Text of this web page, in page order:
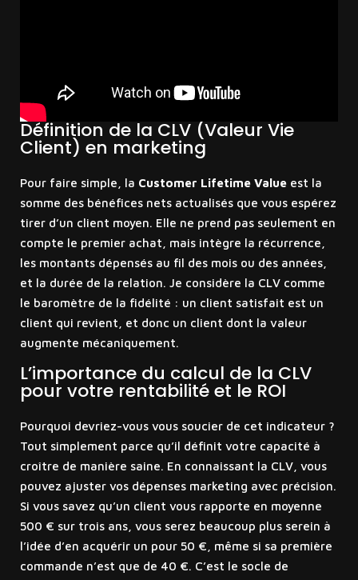
Définition de la CLV (Valeur Vie
Client) en marketing
Pour faire simple, la Customer Lifetime Valueest la
somme des bénéfices nets actualisés que vous espérez
tirer d’un client moyen. Elle ne prend pas seulement en
compte le premier achat, mais intègre la récurrence,
les montants dépensés au fil des mois ou des années,
et la durée de la relation. Je considère la CLV comme
le baromètre de la fidélité : un client satisfait est un
client qui revient, et donc un client dont la valeur
augmente mécaniquement.
L’importance du calcul de la CLV
pour votre rentabilité et le ROI
Pourquoi devriez-vous vous soucier de cet indicateur ?
Tout simplement parce qu’il définit votre capacité à
croître de manière saine. En connaissant la CLV, vous
pouvez ajuster vos dépenses marketing avec précision.
Si vous savez qu’un client vous rapporte en moyenne
500 € sur trois ans, vous serez beaucoup plus serein à
l’idée d’en acquérir un pour 50 €, même si sa première
commande n’est que de 40 €. C’est le socle de